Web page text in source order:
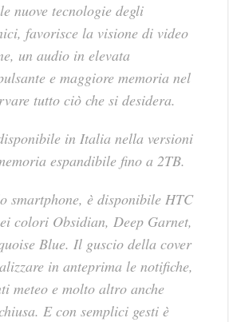
nuove tecnologie degli
favorisce la visione di video
un audio in elevata
e maggiore memoria nel
tutto ciò che si desidera.
in Italia nella versioni
espandibile fino a 2TB.
smartphone, è disponibile HTC
colori Obsidian, Deep Garnet,
Blue. Il guscio della cover
in anteprima le notifiche,
meteo e molto altro anche
E con semplici gesti è